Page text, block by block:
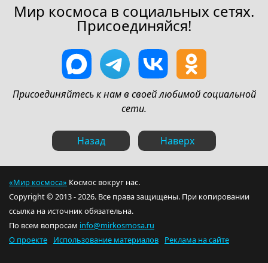
Мир космоса в социальных сетях.
Присоединяйся!
Присоединяйтесь к нам в своей любимой социальной
сети.
Назад Наверх
«Мир космоса» Космос вокруг нас.
Copyright © 2013 - 2026. Все права защищены. При копировании
ссылка на источник обязательна.
По всем вопросам info@mirkosmosa.ru
О проекте
Использование материалов Реклама на сайте